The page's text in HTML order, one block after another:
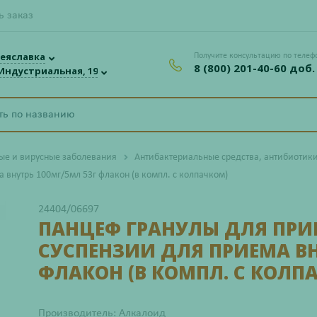
заказ
19
Получите консультацию по
8 (800) 201-40-60 доб.
и вирусные заболевания
Антибактериальные средства, антибиотики
100мг/5мл 53г флакон (в компл. с колпачком)
24404/06697
ПАНЦЕФ ГРАНУЛЫ ДЛЯ
СУСПЕНЗИИ ДЛЯ ПРИЕМА
ФЛАКОН (В КОМПЛ. С
Производитель: Алкалоид